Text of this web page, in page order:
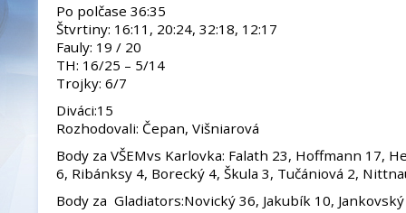
Po polčase 36:35
Štvrtiny: 16:11, 20:24, 32:18, 12:17
Fauly: 19 / 20
TH: 16/25 – 5/14
Trojky: 6/7
Diváci:15
Rozhodovali: Čepan, Višniarová
Body za VŠEMvs Karlovka: Falath 23, Hoffmann 17,
6, Ribánksy 4, Borecký 4, Škula 3, Tučániová 2,
Body za Gladiators:Novický 36, Jakubík 10,